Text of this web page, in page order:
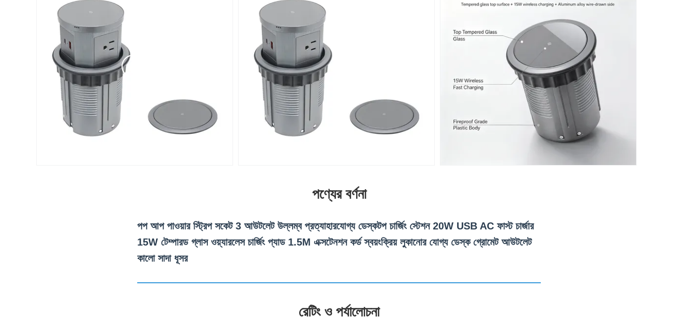
পণ্যের বর্ণনা
পপ আপ পাওয়ার স্ট্রিপ সকেট 3 আউটলেট উল্লম্ব প্রত্যাহারযোগ্য ডেস্কটপ চার্জিং স্টেশন 20W USB AC ফাস্ট চার্জার
15W টেম্পারড গ্লাস ওয়্যারলেস চার্জিং প্যাড 1.5M এক্সটেনশন কর্ড স্বয়ংক্রিয় লুকানোর যোগ্য ডেস্ক গ্রোমেট আউটলেট
কালো সাদা ধূসর
রেটিং ও পর্যালোচনা